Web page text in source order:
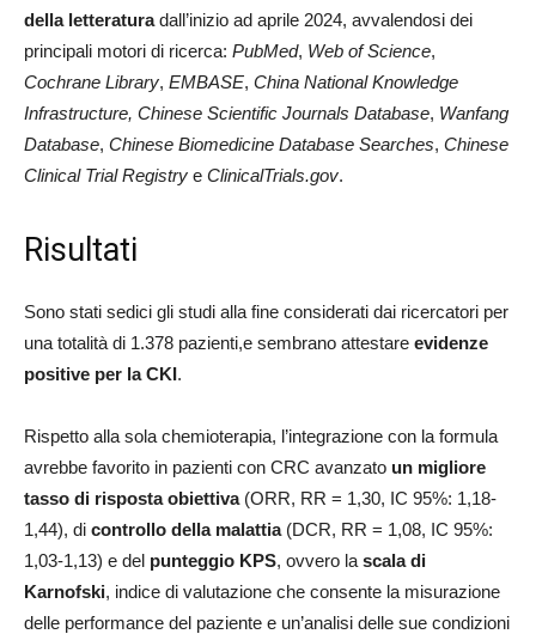
della letteraturadall’inizio ad aprile 2024, avvalendosi dei
principali motori di ricerca: PubMed, Web of Science,
Cochrane Library, EMBASE, China National Knowledge
Infrastructure, Chinese Scientific Journals Database, Wanfang
Database, Chinese Biomedicine Database Searches, Chinese
Clinical Trial Registry e ClinicalTrials.gov.
Risultati
Sono stati sedici gli studi alla fine considerati dai ricercatori per
una totalità di 1.378 pazienti,e sembrano attestare evidenze
positive per la CKI.
Rispetto alla sola chemioterapia, l’integrazione con la formula
avrebbe favorito in pazienti con CRC avanzato un migliore
tasso di risposta obiettiva(ORR, RR = 1,30, IC 95%: 1,18-
1,44), di controllo della malattia(DCR, RR = 1,08, IC 95%:
1,03-1,13) e del punteggio KPS, ovvero la scala di
Karnofski, indice di valutazione che consente la misurazione
delle performance del paziente e un’analisi delle sue condizioni